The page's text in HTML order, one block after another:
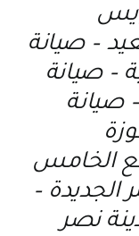
– صيانة
– صيانة
صيانة
الخامس
الجديدة –
نصر